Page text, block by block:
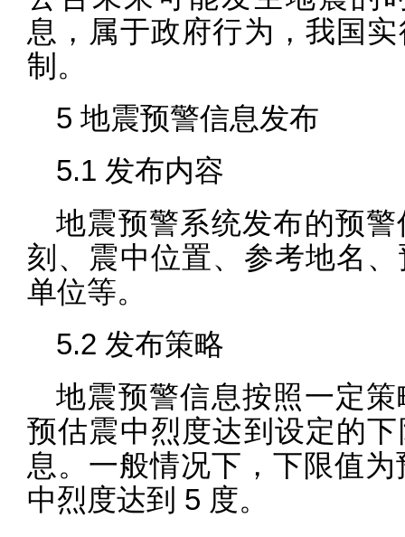
息，属于政府行为，我国
制。
5 地震预警信息发布
5.1 发布内容
地震预警系统发布的预
刻、震中位置、参考地名
单位等。
5.2 发布策略
地震预警信息按照一定
预估震中烈度达到设定的
息。一般情况下，下限值
中烈度达到 5 度。